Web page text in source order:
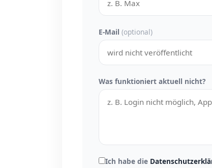
E-Mail (optional)
Was funktioniert aktuell nicht?
Ich habe die